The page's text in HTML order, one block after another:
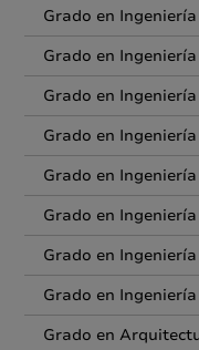
Grado en
Grado en
Grado en
Grado en
Grado en
Grado en
Grado en
Grado en
Grado en